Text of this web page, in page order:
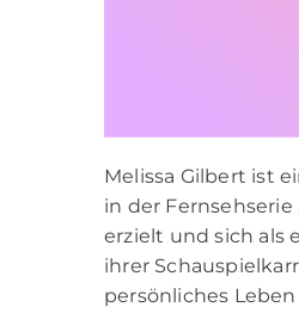
Melissa Gilbert ist
in der
erzielt und sich als
ihrer
persönliches